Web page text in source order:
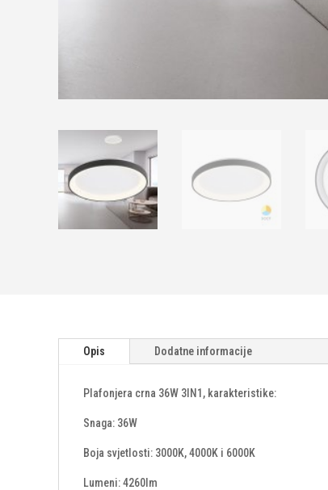
Opis Dodatne informacije
Plafonjera crna 36W 3IN1, karakteristike:
Snaga: 36W
Boja svjetlosti: 3000K, 4000K i 6000K
Lumeni: 4260lm